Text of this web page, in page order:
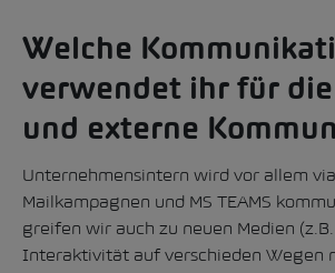
Welche
verwendet ihr für
und externe
Unternehmensintern wird vor allem
Mailkampagnen und MS TEAMS
greifen wir auch zu neuen Medien
Interaktivität auf verschieden Wegen